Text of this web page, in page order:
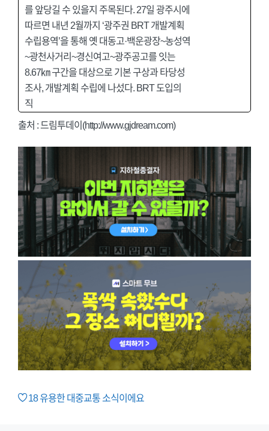
를 앞당길 수 있을지 주목된다. 27일 광주시에
따르면 내년 2월까지 ‘광주권 BRT 개발계획
수립용역’을 통해 옛 대동고·백운광장~농성역
~광천사거리~경신여고~광주공고를 잇는
8.67㎞ 구간을 대상으로 기본 구상과 타당성
조사, 개발계획 수립에 나섰다. BRT 도입의
직
출처 : 드림투데이(http://www.gjdream.com)
18유용한 대중교통 소식이에요